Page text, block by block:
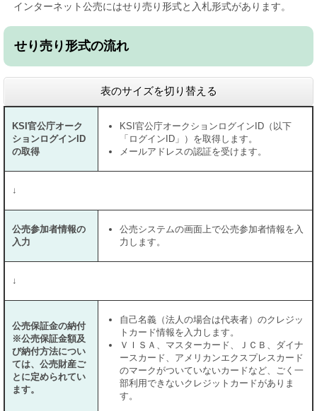
インターネット公売にはせり売り形式と入札形式があります。
せり売り形式の流れ
表のサイズを切り替える
KSI官公庁オーク
ションログインID
の取得
KSI官公庁オークションログインID（以下
「ログインID」）を取得します。
メールアドレスの認証を受けます。
↓
公売参加者情報の
入力
公売システムの画面上で公売参加者情報を入
力します。
↓
公売保証金の納付
※公売保証金額及
び納付方法につい
ては、公売財産ご
とに定められてい
ます。
自己名義（法人の場合は代表者）のクレジッ
トカード情報を入力します。
ＶＩＳＡ、マスターカード、ＪＣＢ、ダイナ
ースカード、アメリカンエクスプレスカード
のマークがついていないカードなど、ごく一
部利用できないクレジットカードがありま
す。